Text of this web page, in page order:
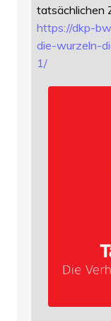
tatsächlichen
https://dkp-
die-wurzeln-
1/